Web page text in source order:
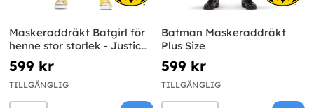
Maskeraddräkt Batgirl för
henne stor storlek - Justice
League
599 kr
TILLGÄNGLIG
Batman Maskeraddräkt
Plus Size
599 kr
TILLGÄNGLIG